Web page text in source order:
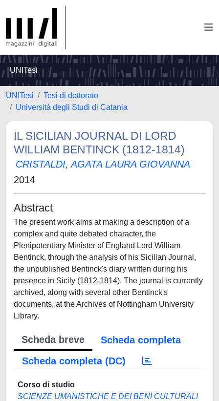
UNITesi
UNITesi
Tesi di dottorato
Università degli Studi di Catania
IL SICILIAN JOURNAL DI LORD
WILLIAM BENTINCK (1812-1814)
CRISTALDI, AGATA LAURA GIOVANNA
2014
Abstract
The present work aims at making a description of a
complex and quite debated character, the
Plenipotentiary Minister of England Lord William
Bentinck, through the analysis of his Sicilian Journal,
the unpublished Bentinck's diary written during his
presence in Sicily (1812-1814). The journal is currently
archived, along with several other Bentinck's
documents, at the Archives of Nottingham University
Library.
Scheda breve
Scheda completa
Scheda completa (DC)
Corso di studio
SCIENZE UMANISTICHE E DEI BENI CULTURALI